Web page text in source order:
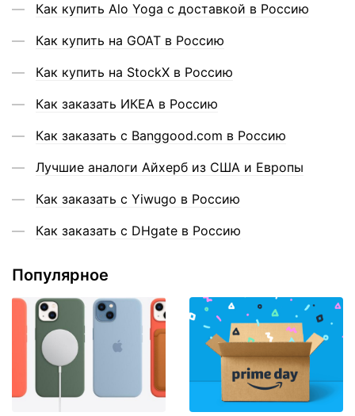
Как купить Alo Yoga с доставкой в Россию
Как купить на GOAT в Россию
Как купить на StockX в Россию
Как заказать ИКЕА в Россию
Как заказать с Banggood.com в Россию
Лучшие аналоги Айхерб из США и Европы
Как заказать с Yiwugo в Россию
Как заказать с DHgate в Россию
Популярное